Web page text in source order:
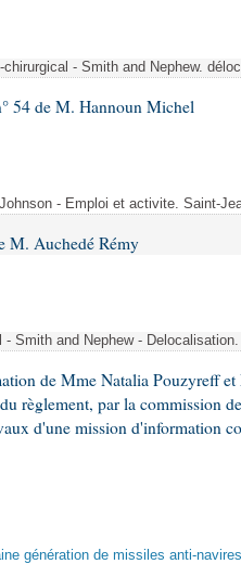
- Smith and Nephew.
54 de M. Hannoun Michel
- Emploi et activite. Saint-
M. Auchedé Rémy
- Smith and Nephew -
de Mme Natalia Pouzyreff
règlement, par la commission
d'une mission d'information
génération de missiles anti-